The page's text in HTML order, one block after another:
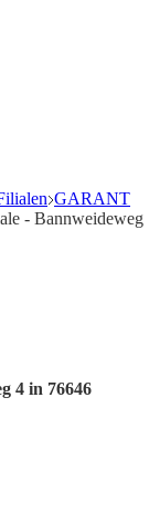
GARANT
- Bannweideweg
4 in 76646